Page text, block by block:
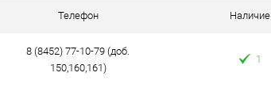
Телефон Наличие
8 (8452) 77-10-79 (доб.
150,160,161)
1